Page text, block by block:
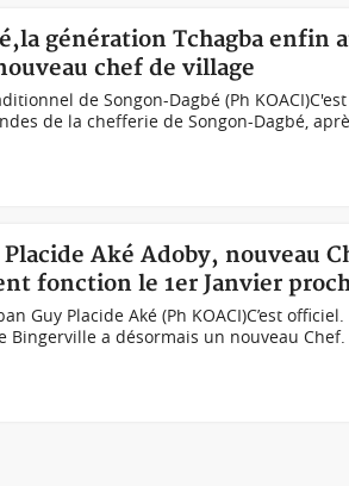
génération Tchagba enfin
chef de village
de Songon-Dagbé (Ph
de la chefferie de Songon-Dagbé,
Aké Adoby, nouveau
fonction le 1er Janvier
Guy Placide Aké (Ph KOACI)C’est
Bingerville a désormais un nouveau Chef.